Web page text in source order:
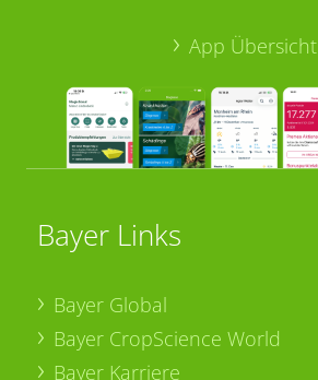
App Übersicht
Bayer Links
Bayer Global
Bayer CropScience World
Bayer Karriere